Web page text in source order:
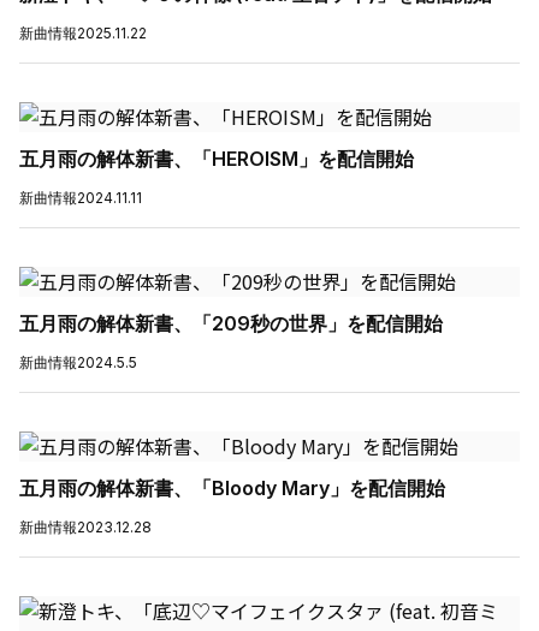
新曲情報2025.11.22
五月雨の解体新書、「HEROISM」を配信開始
新曲情報2024.11.11
五月雨の解体新書、「209秒の世界」を配信開始
新曲情報2024.5.5
五月雨の解体新書、「Bloody Mary」を配信開始
新曲情報2023.12.28